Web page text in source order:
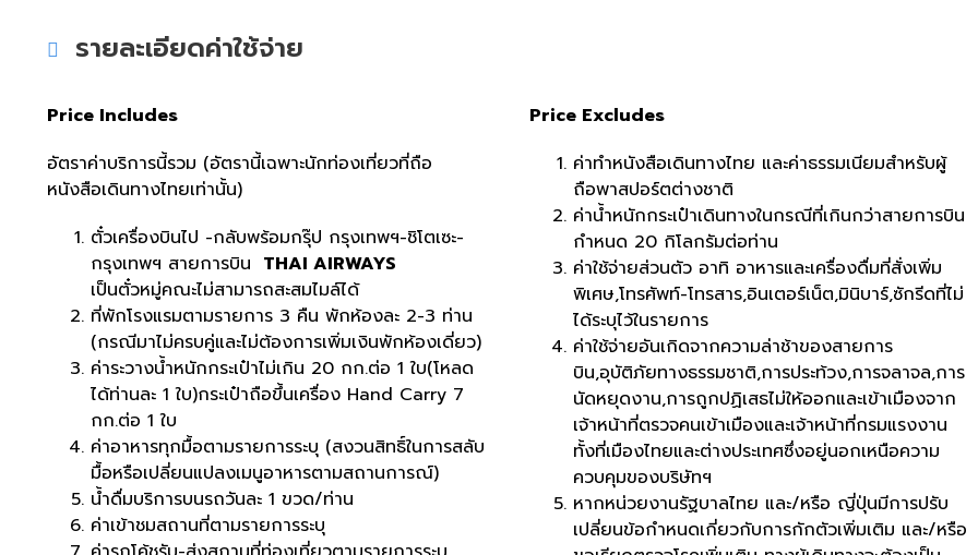
รายละเอียดค่าใช้จ่าย
Price Includes
อัตราค่าบริการนี้รวม (อัตรานี้เฉพาะนักท่องเที่ยวที่ถือ
หนังสือเดินทางไทยเท่านั้น)
ตั๋วเครื่องบินไป -กลับพร้อมกรุ๊ป กรุงเทพฯ-ชิโตเซะ-
กรุงเทพฯ สายการบิน THAI AIRWAYS
เป็นตั๋วหมู่คณะไม่สามารถสะสมไมล์ได้
ที่พักโรงแรมตามรายการ 3 คืน พักห้องละ 2-3 ท่าน
(กรณีมาไม่ครบคู่และไม่ต้องการเพิ่มเงินพักห้องเดี่ยว)
ค่าระวางน้ำหนักกระเป๋าไม่เกิน 20 กก.ต่อ 1 ใบ(โหลด
ได้ท่านละ 1 ใบ)กระเป๋าถือขึ้นเครื่อง Hand Carry 7
กก.ต่อ 1 ใบ
ค่าอาหารทุกมื้อตามรายการระบุ (สงวนสิทธิ์ในการสลับ
มื้อหรือเปลี่ยนแปลงเมนูอาหารตามสถานการณ์)
น้ำดื่มบริการบนรถวันละ 1 ขวด/ท่าน
ค่าเข้าชมสถานที่ตามรายการระบุ
Price Excludes
ค่าทำหนังสือเดินทางไทย และค่าธรรมเนียมสำหรับผู้
ถือพาสปอร์ตต่างชาติ
ค่าน้ำหนักกระเป๋าเดินทางในกรณีที่เกินกว่าสายการบิน
กำหนด 20 กิโลกรัมต่อท่าน
ค่าใช้จ่ายส่วนตัว อาทิ อาหารและเครื่องดื่มที่สั่งเพิ่ม
พิเศษ,โทรศัพท์-โทรสาร,อินเตอร์เน็ต,มินิบาร์,ซักรีดที่ไม่
ได้ระบุไว้ในรายการ
ค่าใช้จ่ายอันเกิดจากความล่าช้าของสายการ
บิน,อุบัติภัยทางธรรมชาติ,การประท้วง,การจลาจล,การ
นัดหยุดงาน,การถูกปฏิเสธไม่ให้ออกและเข้าเมืองจาก
เจ้าหน้าที่ตรวจคนเข้าเมืองและเจ้าหน้าที่กรมแรงงาน
ทั้งที่เมืองไทยและต่างประเทศซึ่งอยู่นอกเหนือความ
ควบคุมของบริษัทฯ
หากหน่วยงานรัฐบาลไทย และ/หรือ ญี่ปุ่นมีการปรับ
เปลี่ยนข้อกำหนดเกี่ยวกับการกักตัวเพิ่มเติม และ/หรือ